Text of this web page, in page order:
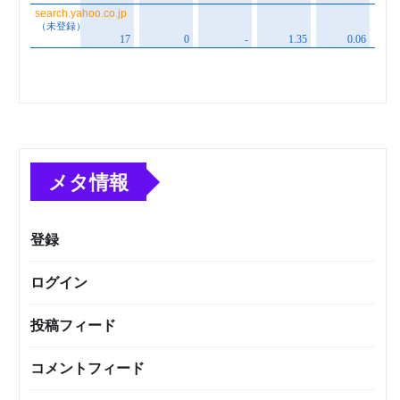
メタ情報
登録
ログイン
投稿フィード
コメントフィード